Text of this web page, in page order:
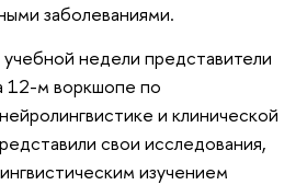
заболеваниями.
недели представители
12-м воркшопе по
и клинической
свои исследования,
изучением